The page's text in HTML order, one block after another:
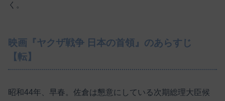
く。
映画『ヤクザ戦争 日本の首領』のあらすじ
【転】
昭和44年、早春。佐倉は懇意にしている次期総理大臣候